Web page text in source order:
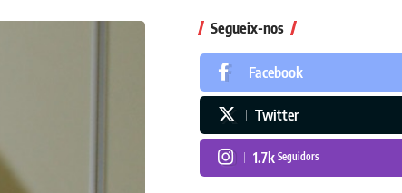
Segueix-nos
Facebook
Twitter
1.7k Seguidors